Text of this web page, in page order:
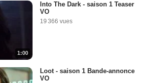
1:00
Into The Dark - saison 1 Teaser
VO
19 366 vues
Loot - saison 1 Bande-annonce
VO